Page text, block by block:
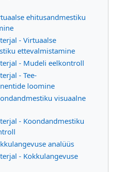
ehitusandmestiku
- Virtuaalse
ettevalmistamine
- Mudeli eelkontroll
- Tee-
loomine
visuaalne
- Koondandmestiku
analüüs
- Kokkulangevuse